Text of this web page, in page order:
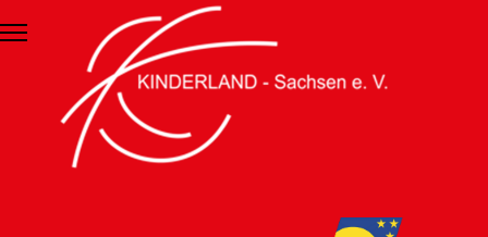
Zum Hauptinhalt springen